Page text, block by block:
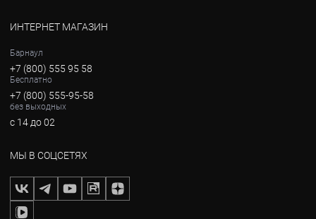
ИНТЕРНЕТ МАГАЗИН
Барнаул
+7 (800) 555 95 58
Бесплатно
+7 (800) 555-95-58
без выходных
с 14 до 02
МЫ В СОЦСЕТЯХ